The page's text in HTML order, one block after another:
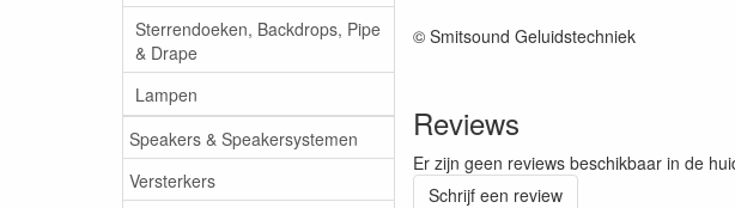
Sterrendoeken, Backdrops, Pipe
& Drape
Lampen
Speakers & Speakersystemen
Versterkers
© Smitsound Geluidstechniek
Reviews
Er zijn geen reviews beschikbaar in de
Schrijf een review